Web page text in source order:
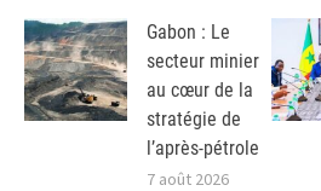
Gabon : Le
secteur minier
au cœur de la
stratégie de
l’après-pétrole
7 août 2026